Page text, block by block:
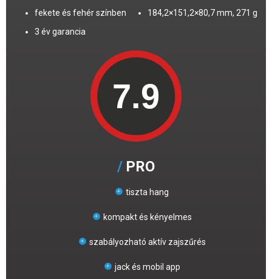
fekete és fehér színben
184,2×151,2×80,7 mm, 271 g
3 év garancia
PRO
tiszta hang
kompakt és kényelmes
szabályozható aktív zajszűrés
jack és mobil app